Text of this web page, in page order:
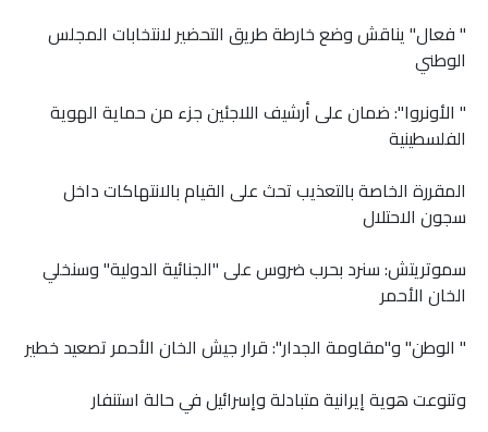
" فعال" يناقش وضع خارطة طريق التحضير لانتخابات المجلس
الوطني
" الأونروا": ضمان على أرشيف اللاجئين جزء من حماية الهوية
الفلسطينية
المقررة الخاصة بالتعذيب تحث على القيام بالانتهاكات داخل
سجون الاحتلال
سموتريتش: سنرد بحرب ضروس على "الجنائية الدولية" وسنخلي
الخان الأحمر
" الوطن" و"مقاومة الجدار": قرار جيش الخان الأحمر تصعيد خطير
وتنوعت هوية إيرانية متبادلة وإسرائيل في حالة استنفار